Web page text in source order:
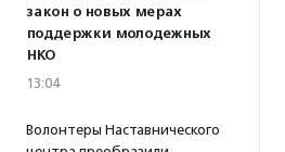
закон о новых мерах
поддержки молодежных
НКО
13:04
Волонтеры Наставнического